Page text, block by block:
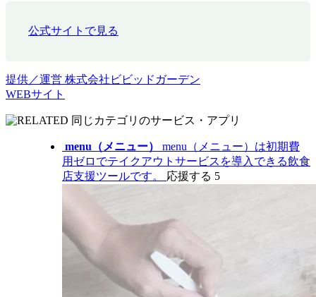
公式サイトで見る
提供／運営 株式会社ビビッドガーデン
WEBサイト
同じカテゴリのサービス・アプリ
menu（メニュー）
menu（メニュー）は初期費
用ゼロでテイクアウトサービスを導入できる飲食
店支援ツールです。
応援する 5